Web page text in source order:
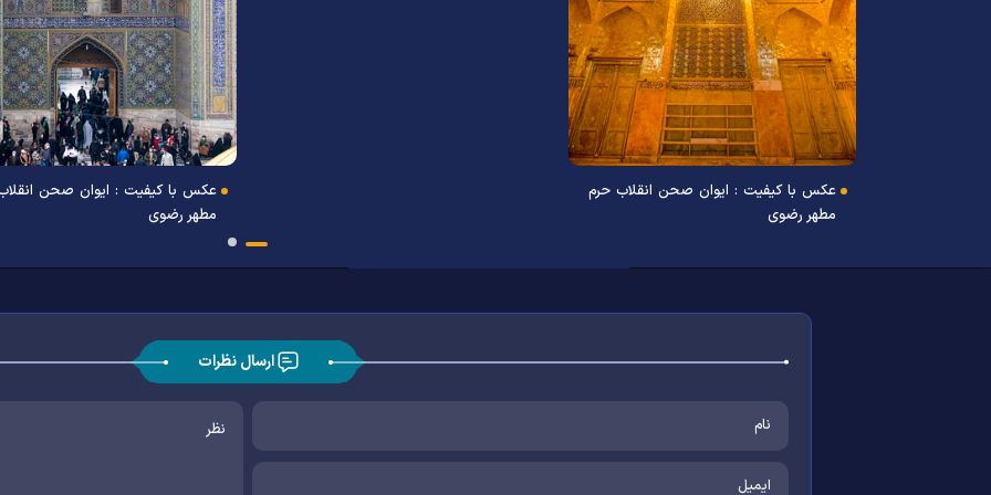
عکس با کیفیت : ایوان صحن انقلاب حرم
مطهر رضوی
عکس با کیفیت : ایوان صحن
مطهر رضوی
ارسال نظرات